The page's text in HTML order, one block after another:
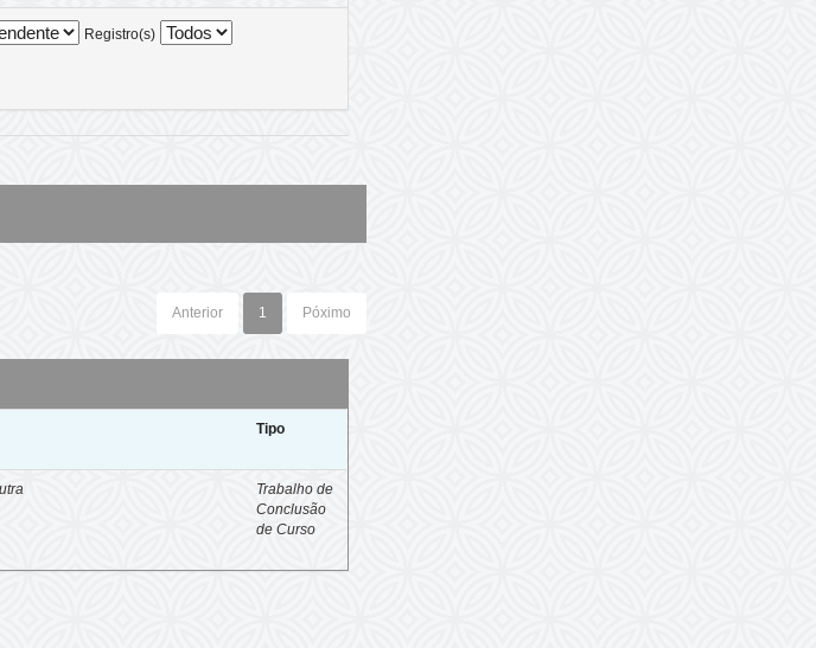
Registro(s)
Anterior 1 Póximo
Tipo
Trabalho de
Conclusão
de Curso